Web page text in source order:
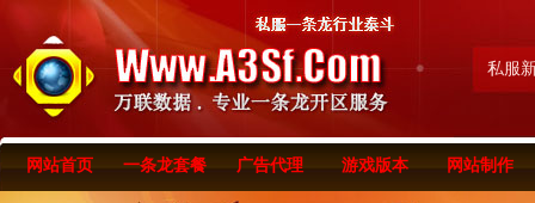
私服
网站首页 一条龙套餐 广告代理 游戏版本 网站制作